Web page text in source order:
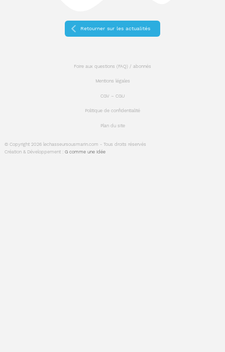
Retourner sur les actualités
© Copyright 2026 lechasseursousmarin.com - Tous droits réservés
Création & Développement :G comme une idée
Foire aux questions (FAQ) / abonnés
Mentions légales
CGV – CGU
Politique de confidentialité
Plan du site